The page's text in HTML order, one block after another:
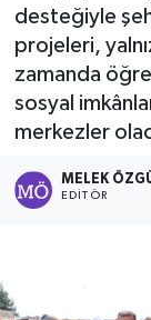
desteğiyle
projeleri,
zamanda
sosyal
merkezler
MELEK
EDITÖR
Sağlık
Spor
Tarih -
Yaşam